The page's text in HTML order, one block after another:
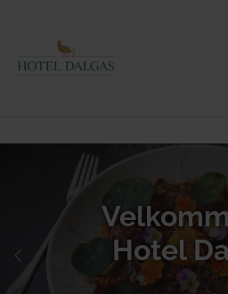
Hotel
Forrige